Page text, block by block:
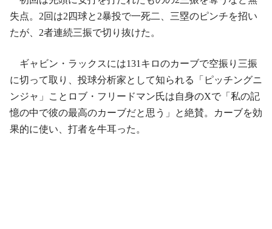
失点。2回は2四球と2暴投で一死二、三塁のピンチを招い
たが、2者連続三振で切り抜けた。
ギャビン・ラックスには131キロのカーブで空振り三振
に切って取り、投球分析家として知られる「ピッチングニ
ンジャ」ことロブ・フリードマン氏は自身のXで「私の記
憶の中で彼の最高のカーブだと思う」と絶賛。カーブを効
果的に使い、打者を牛耳った。